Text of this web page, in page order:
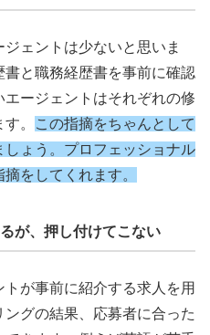
ェントは少ないと思いま
と職務経歴書を事前に確認
ージェントはそれぞれの修
。
この指摘をちゃんとして
しょう。プロフェッショナル
をしてくれます。
が、押し付けてこない
が事前に紹介する求人を用
グの結果、応募者に合った